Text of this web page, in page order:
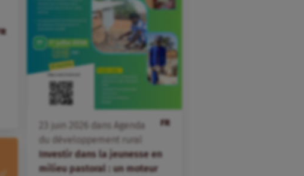
FR
juin dans
Agenda
du développement rural
Investir dans la jeunesse en
milieu pastoral : un moteur